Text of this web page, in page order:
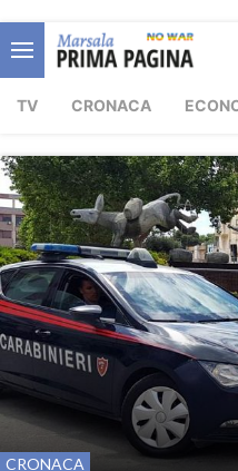
TV CRONACA
CRONACA